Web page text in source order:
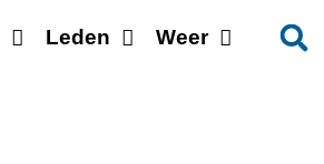
Leden Weer